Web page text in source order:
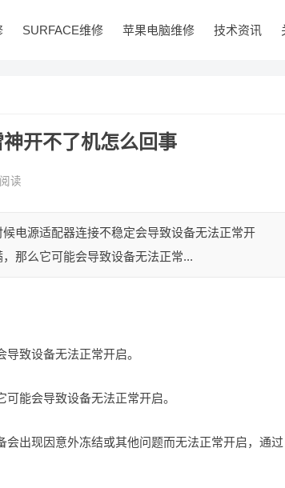
SURFACE维修 苹果电脑维修 技术资讯
开不了机怎么回事
阅读
电源适配器连接不稳定会导致设备无法正常开
那么它可能会导致设备无法正常...
致设备无法正常开启。
能会导致设备无法正常开启。
出现因意外冻结或其他问题而无法正常开启，通过